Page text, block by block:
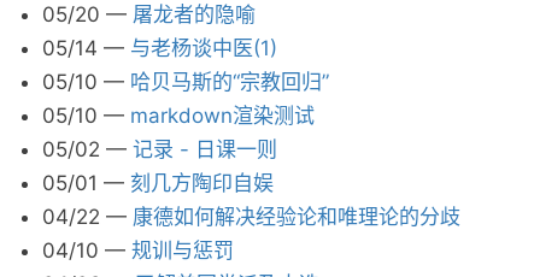
05/20 — 屠龙者的隐喻
05/14 — 与老杨谈中医(1)
05/10 — 哈贝马斯的“宗教回归”
05/10 — markdown渲染测试
05/02 — 记录 - 日课一则
05/01 — 刻几方陶印自娱
04/22 — 康德如何解决经验论和唯理论的分歧
04/10 — 规训与惩罚